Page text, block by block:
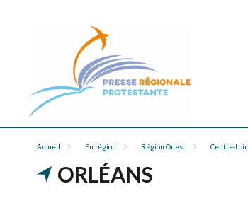
Accueil En région Région Ouest Centre-
ORLÉANS